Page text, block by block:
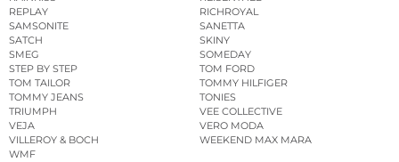
REPLAY
RICHROYAL
SAMSONITE
SANETTA
SATCH
SKINY
SMEG
SOMEDAY
STEP BY STEP
TOM FORD
TOM TAILOR
TOMMY HILFIGER
TOMMY JEANS
TONIES
TRIUMPH
VEE COLLECTIVE
VEJA
VERO MODA
VILLEROY & BOCH
WEEKEND MAX MARA
WMF